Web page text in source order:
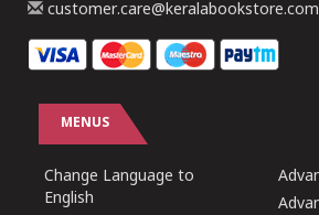
customer.care@keralabookstore.com
MENUS
Change Language to
English